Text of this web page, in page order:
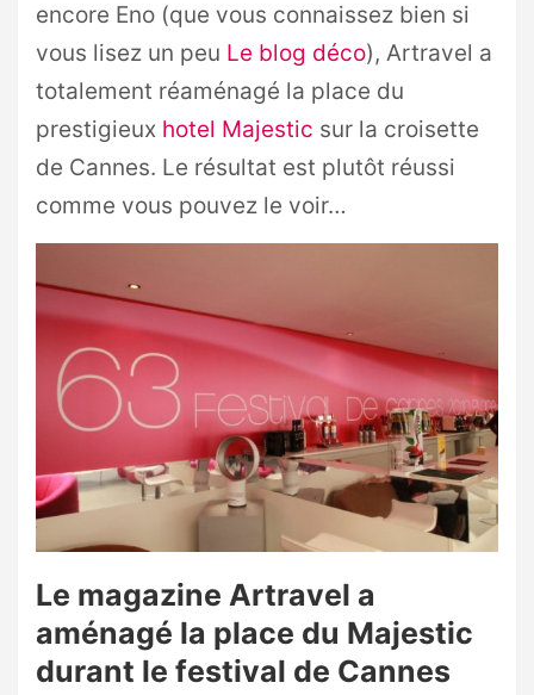
encore Eno (que vous connaissez bien si
vous lisez un peu Le blog déco), Artravel a
totalement réaménagé la place du
prestigieux hotel Majestic sur la croisette
de Cannes. Le résultat est plutôt réussi
comme vous pouvez le voir…
Le magazine Artravel a
aménagé la place du Majestic
durant le festival de Cannes